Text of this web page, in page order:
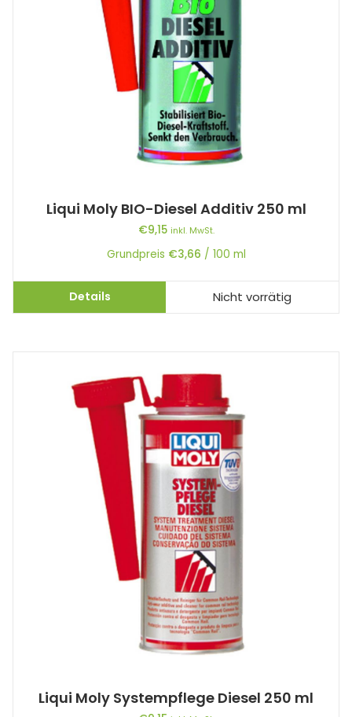
Liqui Moly BIO-Diesel Additiv 250 ml
€9,15 inkl. MwSt.
Grundpreis €3,66 / 100 ml
Details Nicht vorrätig
Liqui Moly Systempflege Diesel 250 ml